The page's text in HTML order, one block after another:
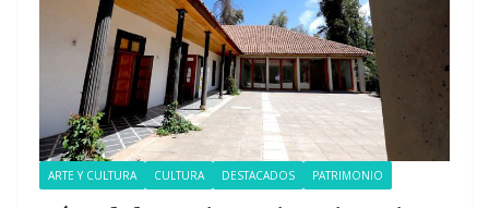
ARTE Y CULTURA CULTURA DESTACADOS PATRIMONIO